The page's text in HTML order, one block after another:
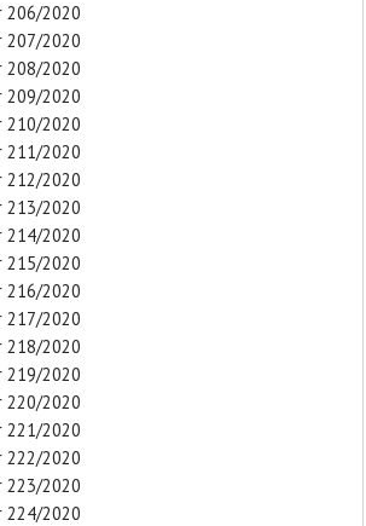
206/2020
207/2020
208/2020
209/2020
210/2020
211/2020
212/2020
213/2020
214/2020
215/2020
216/2020
217/2020
218/2020
219/2020
220/2020
221/2020
222/2020
223/2020
224/2020